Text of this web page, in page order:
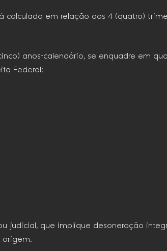
calculado em relação aos 4 (quatro)
anos-calendário, se enquadre em
Federal:
judicial, que implique desoneração
origem.